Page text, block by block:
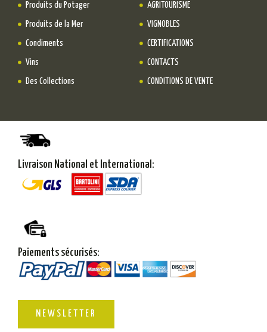
Produits du Potager
Produits de la Mer
Condiments
Vins
Des Collections
AGRITOURISME
VIGNOBLES
CERTIFICATIONS
CONTACTS
CONDITIONS DE VENTE
Livraison National et International:
Paiements sécurisés:
NEWSLETTER